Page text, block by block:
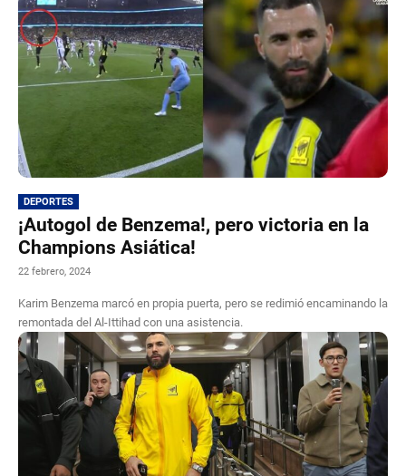
DEPORTES
¡Autogol de Benzema!, pero victoria en la
Champions Asiática!
22 febrero, 2024
Karim Benzema marcó en propia puerta, pero se redimió encaminando la
remontada del Al-Ittihad con una asistencia.